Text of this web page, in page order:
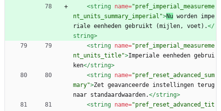
<string
name="pref_imperial_measureme
nt_units_summary_imperial">Nu worden impe
riale eenheden gebruikt (mijlen, voet).</
string>
<string name="pref_imperial_measureme
nt_units_title">Imperiale eenheden gebrui
ken</string>
<string name="pref_reset_advanced_sum
mary">Zet geavanceerde instellingen terug
naar standaardwaarden.</string>
<string name="pref_reset_advanced_tit